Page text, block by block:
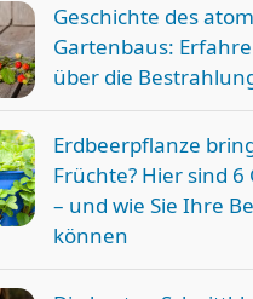
Geschichte des
Gartenbaus:
über die
Erdbeerpflanze
Früchte? Hier sind
– und wie Sie Ihre
können